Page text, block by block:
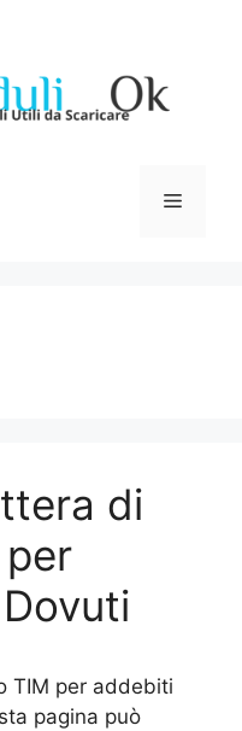
Menu
di
TIM per addebiti
pagina può